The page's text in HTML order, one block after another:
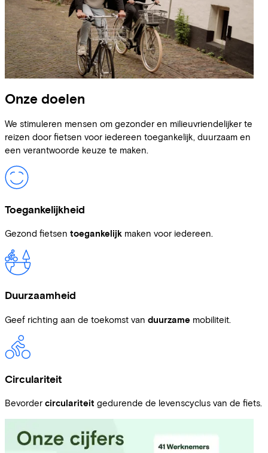
Onze doelen
We stimuleren mensen om gezonder en milieuvriendelijker te
reizen door fietsen voor iedereen toegankelijk, duurzaam en
een verantwoorde keuze te maken.
Toegankelijkheid
Gezond fietsen toegankelijk maken voor iedereen.
Duurzaamheid
Geef richting aan de toekomst van duurzame mobiliteit.
Circulariteit
Bevorder circulariteit gedurende de levenscyclus van de fiets.